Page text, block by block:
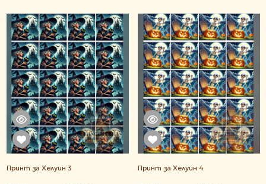
Принт за Хелуин 3 Принт за Хелуин 4